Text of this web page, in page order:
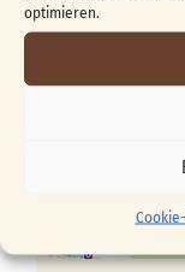
optimieren.